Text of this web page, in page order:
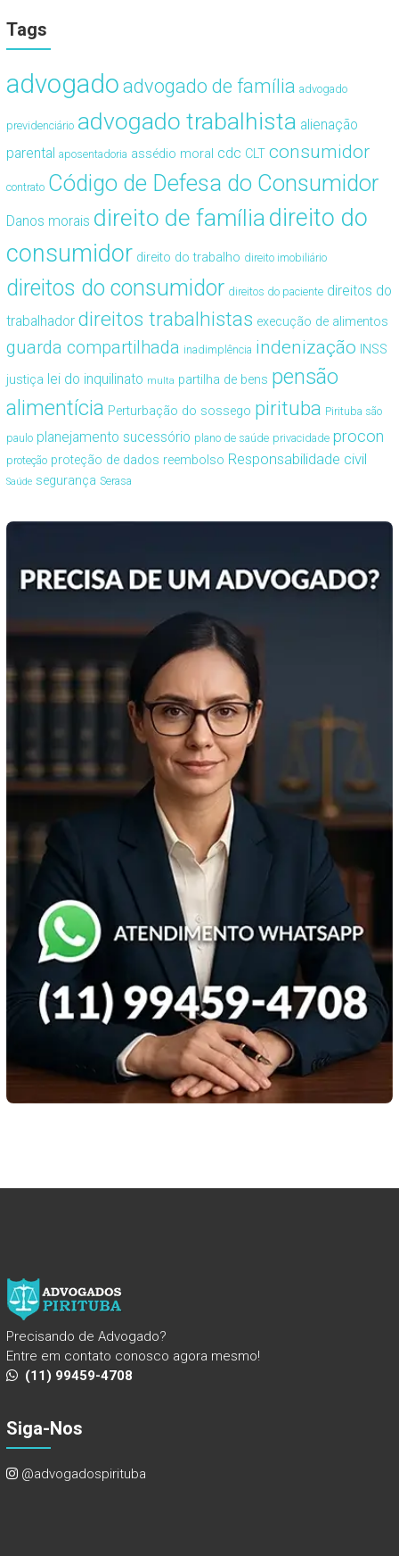
Tags
advogado advogado de família advogado
previdenciário advogado trabalhista alienação
parental aposentadoria assédio moral cdc CLT consumidor
contrato Código de Defesa do Consumidor
Danos morais direito de famíliadireito do
consumidor direito do trabalho direito imobiliário
direitos do consumidor direitos do paciente direitos do
trabalhador direitos trabalhistas execução de alimentos
guarda compartilhada inadimplência indenização INSS
justiça lei do inquilinato multa partilha de bens pensão
alimentícia Perturbação do sossego pirituba Pirituba são
paulo planejamento sucessório plano de saúde privacidade procon
proteção proteção de dados reembolso Responsabilidade civil
Saúde segurança Serasa
Precisando de Advogado?
Entre em contato conosco agora mesmo!
(11) 99459-4708
Siga-Nos
@advogadospirituba